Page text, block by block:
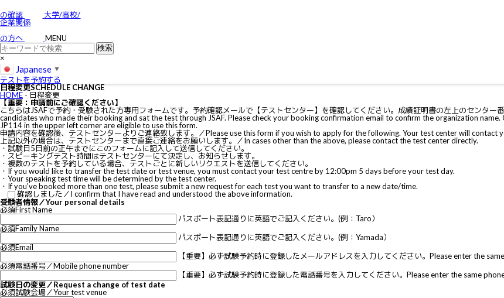
の確認
大学/高校/
企業関係
の方へ
MENU
×
Japanese ▼
テストを予約する
日程変更SCHEDULE CHANGE
HOME - 日程変更
【重要：申請前にご確認ください】
こちらはJSAFで予約・受験された方専用フォームです。予約確認メールで【テストセンター】を確認してください。成績証明書の左上のセンタ
candidates who made their booking and sat the test through JSAF. Please check your booking confirmation email to confirm the organization
JP114 in the upper left corner are eligible to use this form.
申請内容を確認後、テストセンターよりご連絡致します。／Please use this form if you wish to apply for the following. Your test center will contact
上記以外の場合は、テストセンターまで直接ご連絡をお願いします。／In cases other than the above, please contact the test center directly.
・試験日5日前の正午までにこのフォームに記入して送信してください。
・スピーキングテスト時間はテストセンターにて決定し、お知らせします。
・複数のテストを予約している場合、テストごとに新しいリクエストを送信してください。
・If you would like to transfer the test date or test venue, you must contact your test centre by 12:00pm 5 days before your test day.
・Your speaking test time will be determined by the test center.
・If you've booked more than one test, please submit a new request for each test you want to transfer to a new date/time.
確認しました／I confirm that I have read and understood the above information.
受験者情報／Your personal details
必須First Name
パスポート表記通りに英語でご記入ください。(例：Taro）
必須Family Name
パスポート表記通りに英語でご記入ください。(例：Yamada）
必須Email
【重要】必ず試験予約時に登録したメールアドレスを入力してください。Please enter the
必須電話番号／Mobile phone number
【重要】必ず試験予約時に登録した電話番号を入力してください。Please enter the same
試験日の変更／Request a change of test date
必須試験会場／Your test venue